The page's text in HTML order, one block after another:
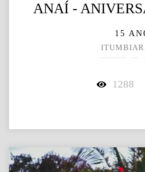
ANAÍ -
15
1288